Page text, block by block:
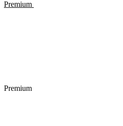
Premium
Premium